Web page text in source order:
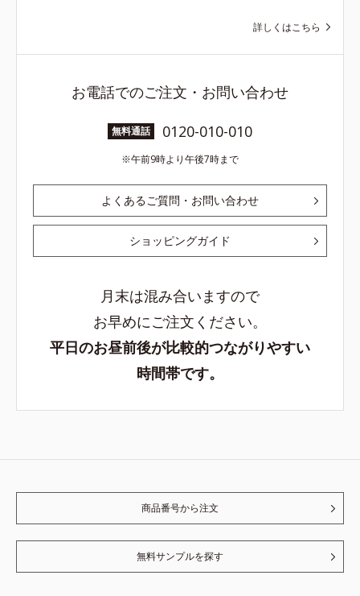
詳しくはこちら
お電話でのご注文・お問い合わせ
無料通話 0120-010-010
午前9時より午後7時まで
よくあるご質問・お問い合わせ
ショッピングガイド
月末は混み合いますので
お早めにご注文ください。
平日のお昼前後が比較的つながりやすい
時間帯です。
商品番号から注文
無料サンプルを探す